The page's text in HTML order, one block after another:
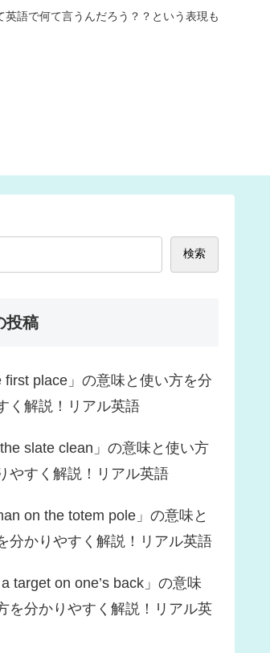
語で何て言うんだろう？？という表現も
検索
投稿
first place」の意味と使い方を分
く解説！リアル英語
the slate clean」の意味と使い方
やすく解説！リアル英語
on the totem pole」の意味と
分かりやすく解説！リアル英語
a target on one’s back」の意味
を分かりやすく解説！リアル英